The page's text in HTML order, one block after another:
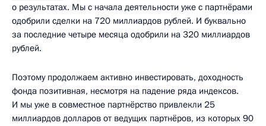
о результатах. Мы с начала деятельности уже с партнёрами
одобрили сделки на 720 миллиардов рублей. И буквально
за последние четыре месяца одобрили на 320 миллиардов
рублей.
Поэтому продолжаем активно инвестировать, доходность
фонда позитивная, несмотря на падение ряда индексов.
И мы уже в совместное партнёрство привлекли 25
миллиардов долларов от ведущих партнёров, из которых 90